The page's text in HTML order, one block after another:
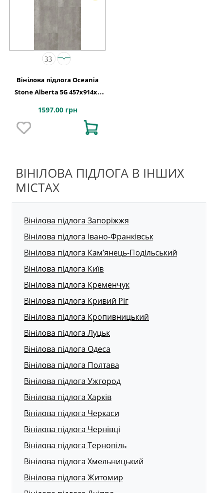
Вінілова підлога Oceania
Stone Alberta 5G 457x914х6
1597.00 грн
ВІНІЛОВА ПІДЛОГА В ІНШИХ
МІСТАХ
Вінілова підлога Запоріжжя
Вінілова підлога Івано-Франківськ
Вінілова підлога Кам’янець-Подільський
Вінілова підлога Київ
Вінілова підлога Кременчук
Вінілова підлога Кривий Ріг
Вінілова підлога Кропивницький
Вінілова підлога Луцьк
Вінілова підлога Одеса
Вінілова підлога Полтава
Вінілова підлога Ужгород
Вінілова підлога Харків
Вінілова підлога Черкаси
Вінілова підлога Чернівці
Вінілова підлога Тернопіль
Вінілова підлога Хмельницький
Вінілова підлога Житомир